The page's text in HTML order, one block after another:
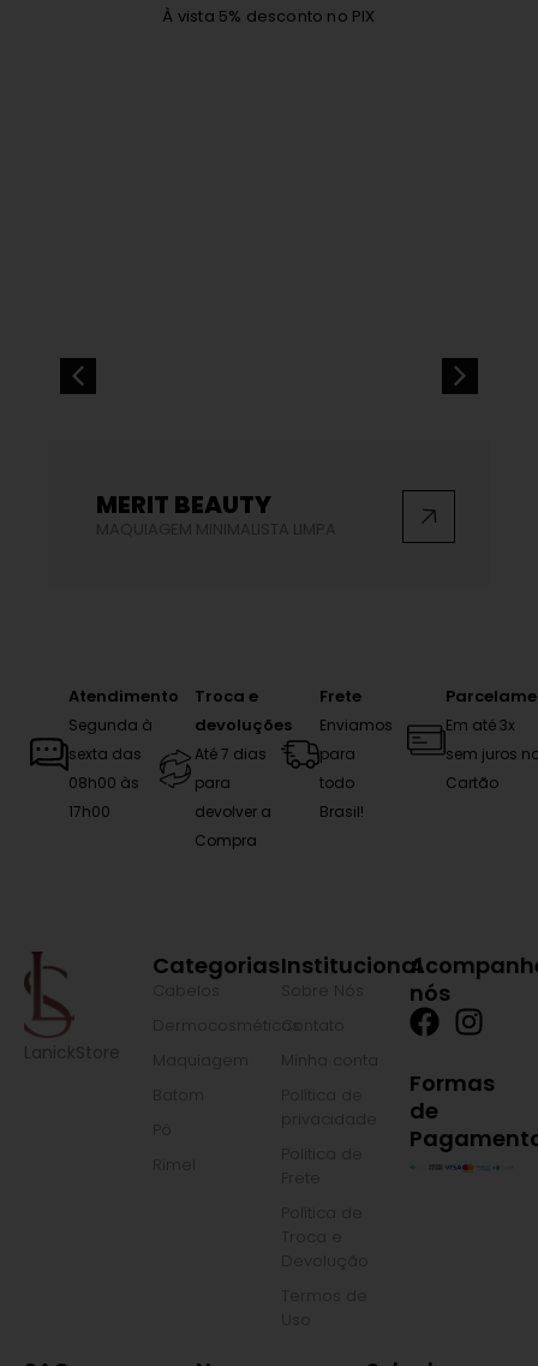
À vista 5% desconto no PIX
MERIT BEAUTY
MAQUIAGEM MINIMALISTA LIMPA
Atendimento
Segunda à
sexta das
08h00 às
17h00
Troca e
devoluções
Até 7 dias
para
devolver a
Compra
Frete
Enviamos
para
todo
Brasil!
Em até 3x
sem juros
Cartão
LanickStore
Categorias
Cabelos
Dermocosméticos
Maquiagem
Batom
Rimel
Institucional
Sobre Nós
Contato
Minha conta
Política de
privacidade
Política de
Frete
Política de
Troca e
Devolução
Termos de
nós
F
c
e
b
o
I
s
a
g
Formas
de